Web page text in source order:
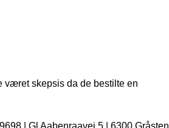
været skepsis da de bestilte en